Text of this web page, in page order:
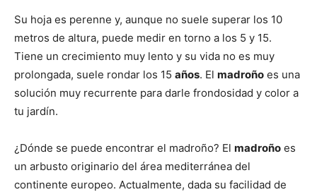
Su hoja es perenne y, aunque no suele superar los 10
metros de altura, puede medir en torno a los 5 y 15.
Tiene un crecimiento muy lento y su vida no es muy
prolongada, suele rondar los 15 años. El madroño es una
solución muy recurrente para darle frondosidad y color a
tu jardín.
¿Dónde se puede encontrar el madroño? El madroño es
un arbusto originario del área mediterránea del
continente europeo. Actualmente, dada su facilidad de